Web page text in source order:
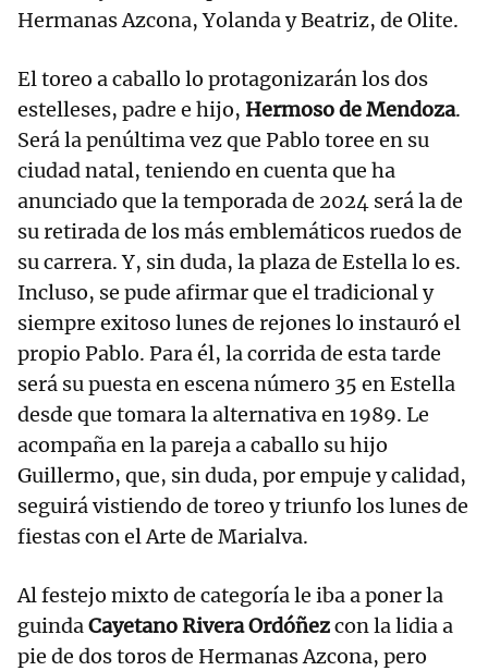
Hermanas Azcona, Yolanda y Beatriz, de Olite.
El toreo a caballo lo protagonizarán los dos
estelleses, padre e hijo, Hermoso de Mendoza.
Será la penúltima vez que Pablo toree en su
ciudad natal, teniendo en cuenta que ha
anunciado que la temporada de 2024 será la de
su retirada de los más emblemáticos ruedos de
su carrera. Y, sin duda, la plaza de Estella lo es.
Incluso, se pude afirmar que el tradicional y
siempre exitoso lunes de rejones lo instauró el
propio Pablo. Para él, la corrida de esta tarde
será su puesta en escena número 35 en Estella
desde que tomara la alternativa en 1989. Le
acompaña en la pareja a caballo su hijo
Guillermo, que, sin duda, por empuje y calidad,
seguirá vistiendo de toreo y triunfo los lunes de
fiestas con el Arte de Marialva.
Al festejo mixto de categoría le iba a poner la
guindaCayetano Rivera Ordóñezcon la lidia a
pie de dos toros de Hermanas Azcona, pero